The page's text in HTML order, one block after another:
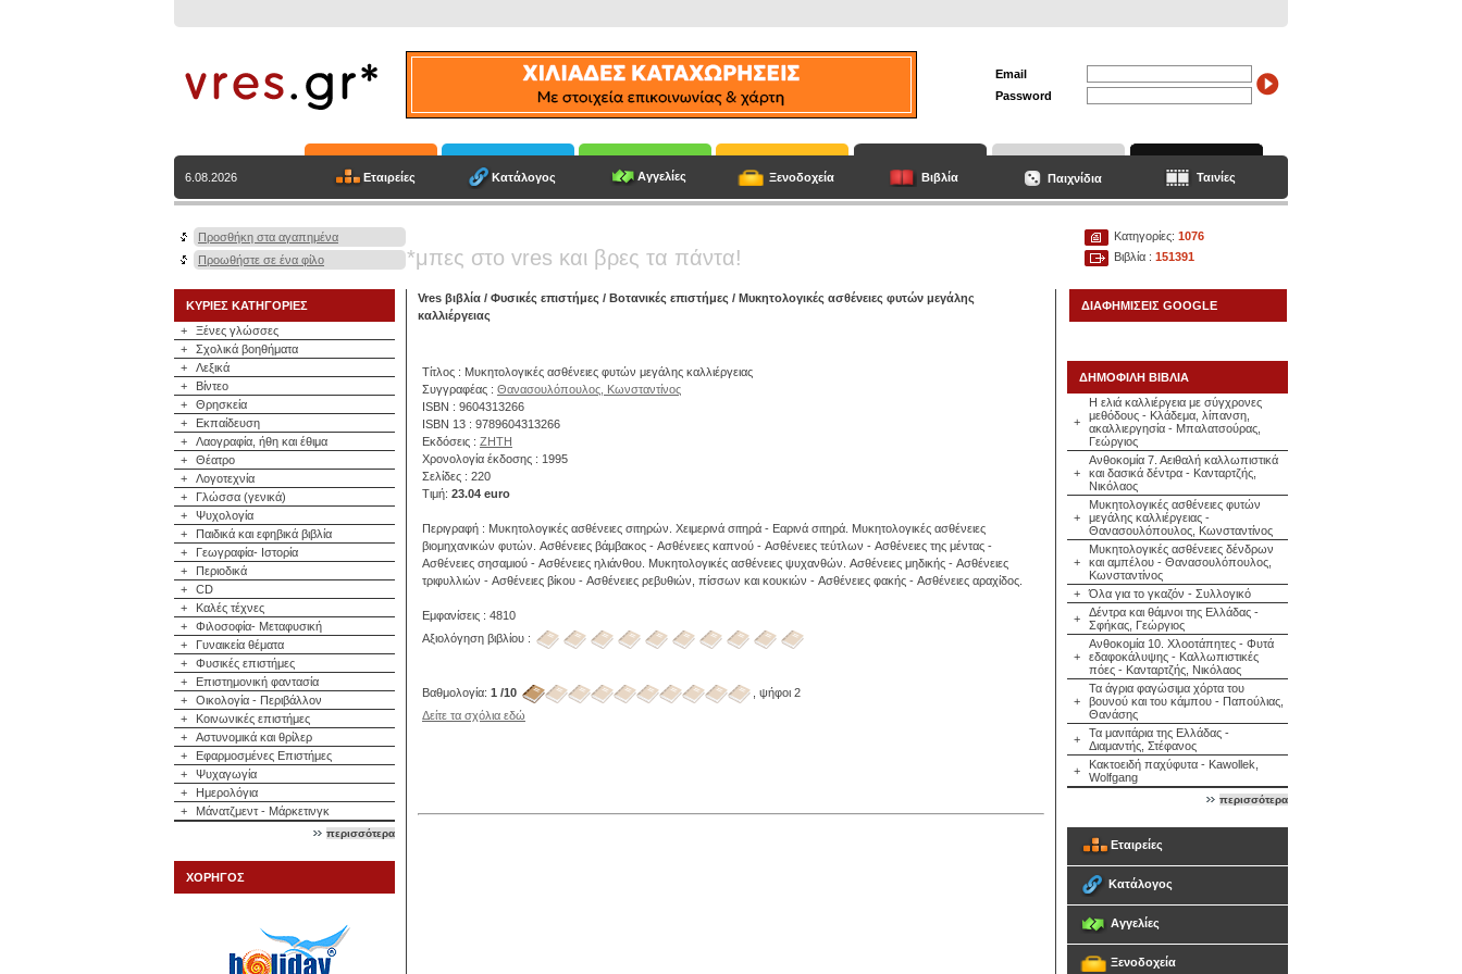
Email
Password
6.08.2026 Εταιρείες Κατάλογος Αγγελίες Ξενοδοχεία Βιβλία Παιχνίδια Ταινίες
Προσθήκη στα αγαπημένα
Προωθήστε σε ένα φίλο
*μπες στο vres και βρες τα πάντα!
Κατηγορίες: 1076
Βιβλία : 151391
ΚΥΡΙΕΣ ΚΑΤΗΓΟΡΙΕΣ
+
Ξένες γλώσσες
+
Σχολικά βοηθήματα
+
Λεξικά
+
Βίντεο
+
Θρησκεία
+
Εκπαίδευση
+
Λαογραφία, ήθη και έθιμα
+
Θέατρο
+
Λογοτεχνία
+
Γλώσσα (γενικά)
+
Ψυχολογία
+
Παιδικά και εφηβικά βιβλία
+
Γεωγραφία- Ιστορία
+
Περιοδικά
+
CD
+
Καλές τέχνες
+
Φιλοσοφία- Μεταφυσική
+
Γυναικεία θέματα
+
Φυσικές επιστήμες
+
Επιστημονική φαντασία
+
Οικολογία - Περιβάλλον
+
Κοινωνικές επιστήμες
+
Αστυνομικά και θρίλερ
+
Εφαρμοσμένες Επιστήμες
+
Ψυχαγωγία
+
Ημερολόγια
+
Μάνατζμεντ - Μάρκετινγκ
περισσότερα
ΧΟΡΗΓΟΣ
Vres βιβλία / Φυσικές επιστήμες / Βοτανικές επιστήμες / Μυκητολογικές ασθένειες φυτών μεγάλης
καλλιέργειας
Τίτλος : Μυκητολογικές ασθένειες φυτών μεγάλης καλλιέργειας
Συγγραφέας : Θανασουλόπουλος, Κωνσταντίνος
ISBN : 9604313266
ISBN 13 : 9789604313266
Εκδόσεις : ΖΗΤΗ
Χρονολογία έκδοσης : 1995
Σελίδες : 220
Τιμή: 23.04 euro
Περιγραφή : Mυκητολογικές ασθένειες σιτηρών. Xειμερινά σιτηρά - Eαρινά σιτηρά. Mυκητολογικές ασθένειες
βιομηχανικών φυτών. Aσθένειες βάμβακος - Aσθένειες καπνού - Aσθένειες τεύτλων - Aσθένειες της μέντας -
Aσθένειες σησαμιού - Aσθένειες ηλιάνθου. Mυκητολογικές ασθένειες ψυχανθών. Aσθένειες μηδικής - Aσθένειες
τριφυλλιών - Aσθένειες βίκου - Aσθένειες ρεβυθιών, πίσσων και κουκιών - Aσθένειες φακής - Aσθένειες αραχίδος.
Εμφανίσεις : 4810
Αξιολόγηση βιβλίου :
Βαθμολογία: 1 /10
, ψήφοι 2
Δείτε τα σχόλια εδώ
ΔΙΑΦΗΜΙΣΕΙΣ GOOGLE
ΔΗΜΟΦΙΛΗ ΒΙΒΛΙΑ
+
Η ελιά καλλιέργεια με σύγχρονες
μεθόδους - Κλάδεμα, λίπανση,
ακαλλιεργησία - Μπαλατσούρας,
Γεώργιος
+
Ανθοκομία 7. Αειθαλή καλλωπιστικά
και δασικά δέντρα - Κανταρτζής,
Νικόλαος
+
Μυκητολογικές ασθένειες φυτών
μεγάλης καλλιέργειας -
Θανασουλόπουλος, Κωνσταντίνος
+
Μυκητολογικές ασθένειες δένδρων
και αμπέλου - Θανασουλόπουλος,
Κωνσταντίνος
+
Όλα για το γκαζόν - Συλλογικό
+
Δέντρα και θάμνοι της Ελλάδας -
Σφήκας, Γεώργιος
+
Ανθοκομία 10. Χλοοτάπητες - Φυτά
εδαφοκάλυψης - Καλλωπιστικές
πόες - Κανταρτζής, Νικόλαος
+
Τα άγρια φαγώσιμα χόρτα του
βουνού και του κάμπου - Παπούλιας,
Θανάσης
+
Τα μανιτάρια της Ελλάδας -
Διαμαντής, Στέφανος
+
Κακτοειδή παχύφυτα - Kawollek,
Wolfgang
περισσότερα
Εταιρείες
Κατάλογος
Αγγελίες
Ξενοδοχεία